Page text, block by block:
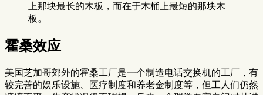
上那块最长的木板，而在于木桶上最短的那块木
板。
霍桑效应
美国芝加哥郊外的霍桑工厂是一个制造电话交换机的工厂，有
较完善的娱乐设施、医疗制度和养老金制度等，但工人们仍然